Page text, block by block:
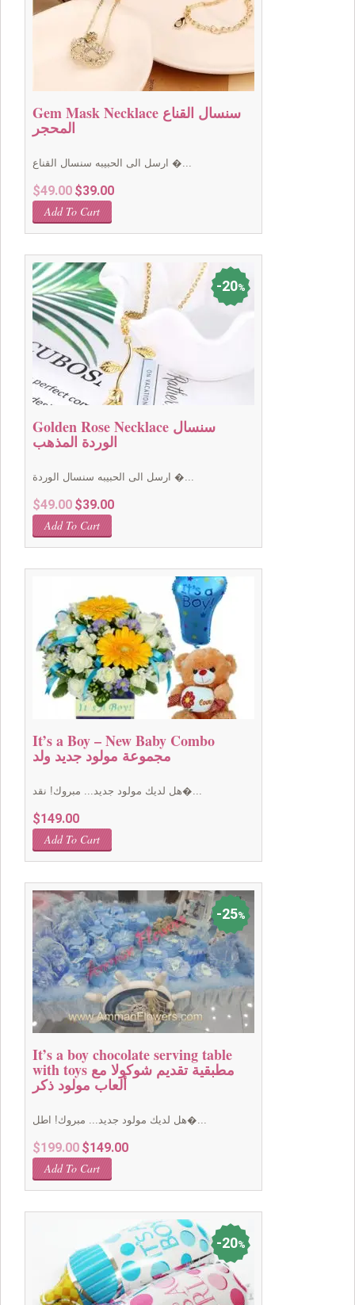
Gem Mask Necklace سنسال القناع
المحجر
ارسل الى الحبيبه سنسال القناع �...
$49.00 Original
price
was:
$39.00Current
Add To Cart
20%
Golden Rose Necklace سنسال
الوردة المذهب
ارسل الى الحبيبه سنسال الوردة �...
$49.00 Original
price
was:
$39.00Current
Add To Cart
It’s a Boy – New Baby Combo
مجموعة مولود جديد ولد
هل لديك مولود جديد... مبروك! نقد�...
$149.00
Add To Cart
25%
It’s a boy chocolate serving table
with toys مطبقية تقديم شوكولا مع
ألعاب مولود ذكر
هل لديك مولود جديد... مبروك! اطل�...
$199.00 Original
price
was:
$149.00Current
Add To Cart
20%